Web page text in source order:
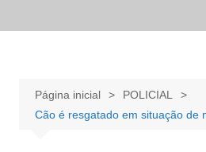
Página inicial
POLICIAL
Cão é resgatado em situação de